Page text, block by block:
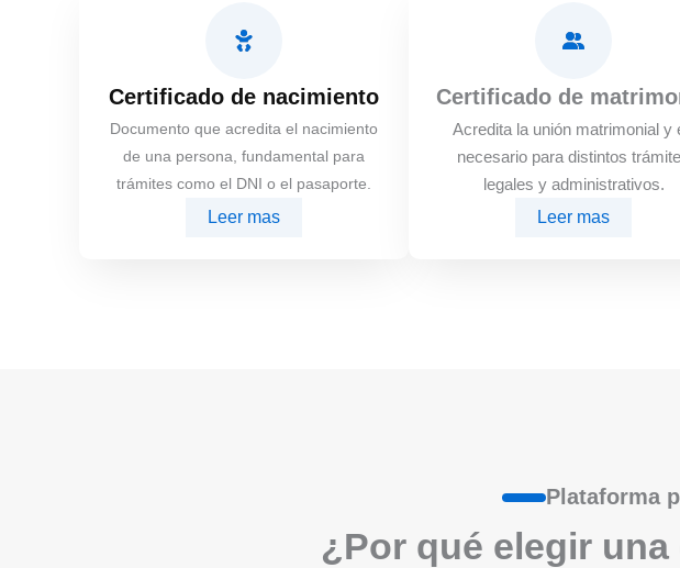
Certificado de nacimiento
Documento que acredita el nacimiento
de una persona, fundamental para
trámites como el DNI o el pasaporte.
Leer mas
Certificado de
Acredita la unión matrimonial y
necesario para distintos
legales y administrativos.
Leer mas
Plataforma
¿Por qué elegir